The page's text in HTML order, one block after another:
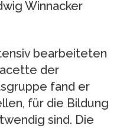
Winnacker
bearbeiteten
der
fand er
für die Bildung
sind. Die